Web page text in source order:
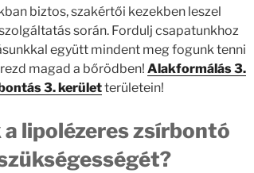
biztos, szakértői kezekben leszel
során. Fordulj csapatunkhoz
együtt mindent meg fogunk tenni
magad a bőrödben!Alakformálás 3.
3. kerületterületein!
lipolézeres zsírbontó